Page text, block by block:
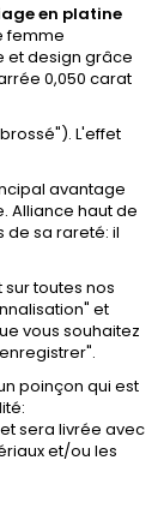
en platine
femme
et design grâce
0,050 carat
L'effet
avantage
Alliance haut de
de sa rareté: il
toutes nos
et
vous souhaitez
poinçon qui est
sera livrée avec
et/ou les